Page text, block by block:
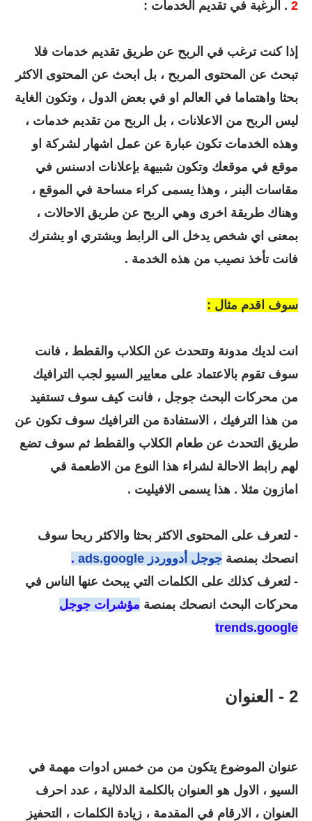
2 . الرغبة في تقديم الخدمات :
إذا كنت ترغب في الربح عن طريق تقديم خدمات فلا
تبحث عن المحتوى المربح ، بل ابحث عن المحتوى الاكثر
بحثا واهتماما في العالم او في بعض الدول ، وتكون الغاية
ليس الربح من الاعلانات ، بل الربح من تقديم خدمات ،
وهذه الخدمات تكون عبارة عن عمل اشهار لشركة او
موقع في موقعك وتكون شبيهة بإعلانات ادسنس في
مقاسات البنر ، وهذا يسمى كراء مساحة في الموقع ،
وهناك طريقة اخرى وهي الربح عن طريق الاحالات ،
بمعنى اي شخص يدخل الى الرابط ويشتري او يشترك
فانت تأخذ نصيب من هذه الخدمة .
سوف اقدم مثال :
انت لديك مدونة وتتحدث عن الكلاب والقطط ، فانت
سوف تقوم بالاعتماد على معايير السيو لجب الترافيك
من محركات البحث جوجل ، فانت كيف سوف تستفيد
من هذا الترفيك ، الاستفادة من الترافيك سوف تكون عن
طريق التحدث عن طعام الكلاب والقطط ثم سوف تضع
لهم رابط الاحالة لشراء هذا النوع من الاطعمة في
امازون مثلا . هذا يسمى الافيليت .
- لتعرف على المحتوى الاكثر بحثا والاكثر ربحا سوف
انصحك بمنصة جوجل أدووردز ads.google
.
- لتعرف كذلك على الكلمات التي يبحث عنها الناس في
محركات البحث انصحك بمنصة مؤشرات جوجل
trends.google
2 - العنوان
عنوان الموضوع يتكون من من خمس ادوات مهمة في
السيو ، الاول هو العنوان بالكلمة الدلالية ، عدد احرف
العنوان ، الارقام في المقدمة ، زيادة الكلمات ، التحفيز